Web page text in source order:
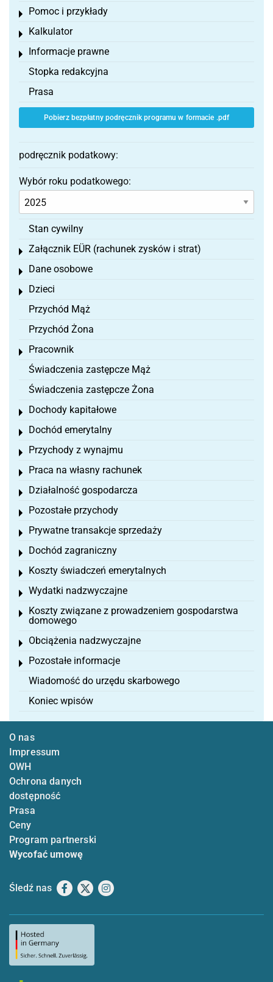
Pomoc i przykłady
Toggle menu
Kalkulator
Toggle menu
Informacje prawne
Toggle menu
Stopka redakcyjna
Prasa
Pobierz bezpłatny podręcznik programu w formacie .pdf
podręcznik podatkowy:
Wybór roku podatkowego:
Stan cywilny
Załącznik EÜR (rachunek zysków i strat)
Toggle menu
Dane osobowe
Toggle menu
Dzieci
Toggle menu
Przychód Mąż
Przychód Żona
Pracownik
Toggle menu
Świadczenia zastępcze Mąż
Świadczenia zastępcze Żona
Dochody kapitałowe
Toggle menu
Dochód emerytalny
Toggle menu
Przychody z wynajmu
Toggle menu
Praca na własny rachunek
Toggle menu
Działalność gospodarcza
Toggle menu
Pozostałe przychody
Toggle menu
Prywatne transakcje sprzedaży
Toggle menu
Dochód zagraniczny
Toggle menu
Koszty świadczeń emerytalnych
Toggle menu
Wydatki nadzwyczajne
Toggle menu
Koszty związane z prowadzeniem gospodarstwa
domowego
Toggle menu
Obciążenia nadzwyczajne
Toggle menu
Pozostałe informacje
Toggle menu
Wiadomość do urzędu skarbowego
Koniec wpisów
O nas
Impressum
OWH
Ochrona danych
dostępność
Prasa
Ceny
Program partnerski
Wycofać umowę
Śledź nas Facebook
X Instagram